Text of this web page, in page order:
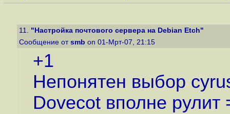
11. "Настройка почтового сервера на Debian Etch"
Сообщение от smb on 01-Мрт-07, 21:15
+1
Непонятен выбор
Dovecot вполне рулит